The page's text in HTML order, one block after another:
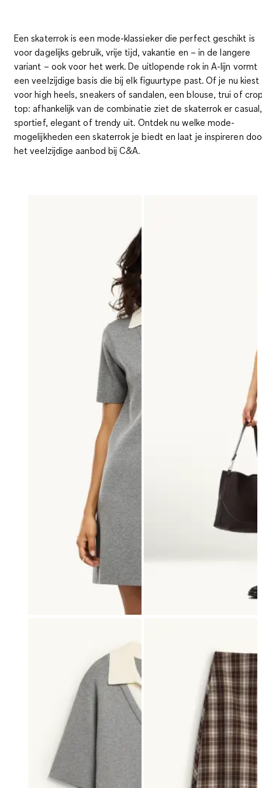
Een skaterrok is een mode-klassieker die perfect geschikt is
voor dagelijks gebruik, vrije tijd, vakantie en – in de langere
variant – ook voor het werk. De uitlopende rok in A-lijn vormt
een veelzijdige basis die bij elk figuurtype past. Of je nu kiest
voor high heels, sneakers of sandalen, een blouse, trui of
top: afhankelijk van de combinatie ziet de skaterrok er casual,
sportief, elegant of trendy uit. Ontdek nu welke mode-
mogelijkheden een skaterrok je biedt en laat je inspireren
het veelzijdige aanbod bij C&A.